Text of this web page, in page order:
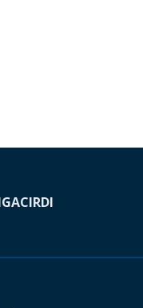
CIRDI